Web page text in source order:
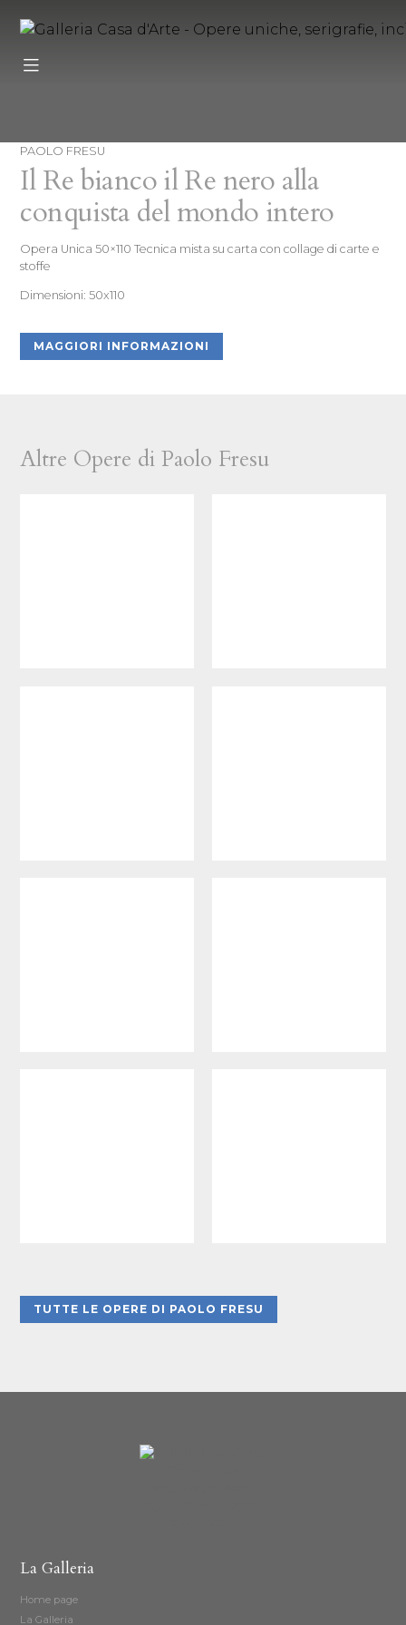
PAOLO FRESU
Il Re bianco il Re nero alla
conquista del mondo intero
Opera Unica 50×110 Tecnica mista su carta con collage di carte e
stoffe
Dimensioni: 50x110
MAGGIORI INFORMAZIONI
Altre Opere di Paolo Fresu
TUTTE LE OPERE DI PAOLO FRESU
La Galleria
Home page
La Galleria